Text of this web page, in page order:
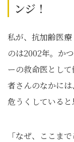
ンジ！
私が、抗加齢医
のは2002年。か
ーの救命医とし
者さんのなかに
危うくしていると
「なぜ、ここま